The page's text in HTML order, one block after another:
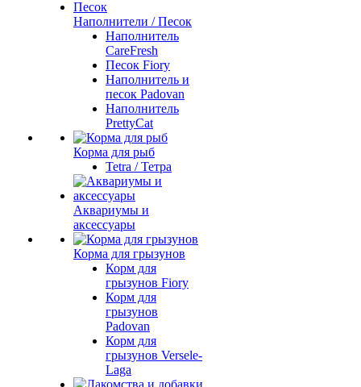
Наполнители / Песок
Наполнитель
CareFresh
Песок Fiory
Наполнитель и
песок Padovan
Наполнитель
PrettyCat
Корма для рыб
Tetra / Тетра
Аквариумы и
аксессуары
Корма для грызунов
Корм для
грызунов Fiory
Корм для
грызунов
Padovan
Корм для
грызунов Versele-
Laga